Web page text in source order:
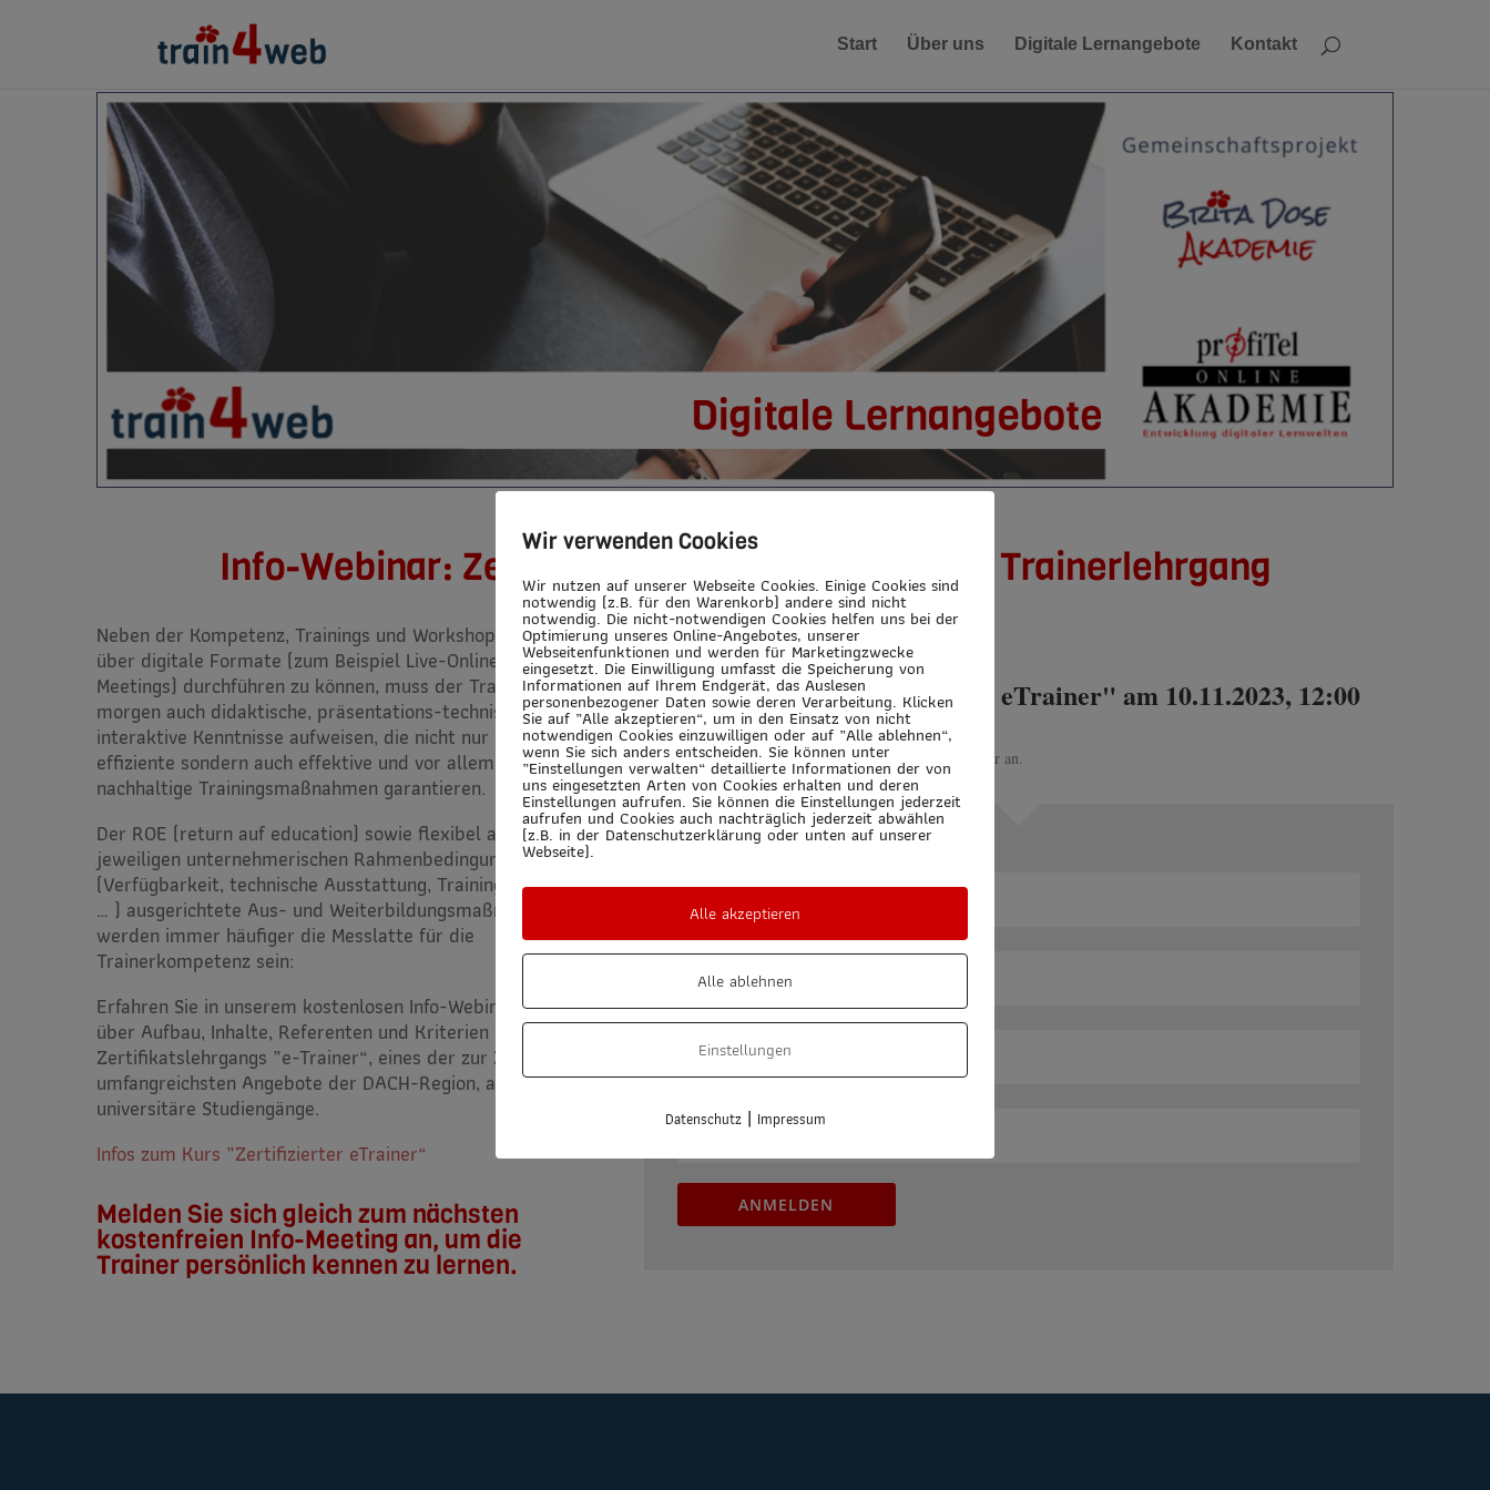
Start Über uns Digitale Lernangebote Kontakt
Info-Webinar: Zertifizierter Blended-Learning Trainerlehrgang
Neben der Kompetenz, Trainings und Workshops auch
über digitale Formate (zum Beispiel Live-Online-
Meetings) durchführen zu können, muss der Trainer von
morgen auch didaktische, präsentations-technische und
interaktive Kenntnisse aufweisen, die nicht nur
effiziente sondern auch effektive und vor allem
nachhaltige Trainingsmaßnahmen garantieren.
Der ROE (return auf education) sowie flexibel auf die
jeweiligen unternehmerischen Rahmenbedingungen
(Verfügbarkeit, technische Ausstattung, Trainingszeiten,
… ) ausgerichtete Aus- und Weiterbildungsmaßnahmen
werden immer häufiger die Messlatte für die
Trainerkompetenz sein:
Erfahren Sie in unserem kostenlosen Info-Webinar alles
über Aufbau, Inhalte, Referenten und Kriterien unseres
Zertifikatslehrgangs „e-Trainer“, eines der zur Zeit
umfangreichsten Angebote der DACH-Region, außerhalb
universitäre Studiengänge.
Infos zum Kurs „Zertifizierter eTrainer“
Melden Sie sich gleich zum nächsten
kostenfreien Info-Meeting an, um die
Trainer persönlich kennen zu lernen.
Info Webinar "zertifizierter eTrainer" am 10.11.2023, 12:00
Uhr
Melden Sie sich hier zum kostenlosen Info-Webinar an.
Vorname
Nachname
ANMELDEN
Wir verwenden Cookies
Wir nutzen auf unserer Webseite Cookies. Einige Cookies sind
notwendig (z.B. für den Warenkorb) andere sind nicht
notwendig. Die nicht-notwendigen Cookies helfen uns bei der
Optimierung unseres Online-Angebotes, unserer
Webseitenfunktionen und werden für Marketingzwecke
eingesetzt. Die Einwilligung umfasst die Speicherung von
Informationen auf Ihrem Endgerät, das Auslesen
personenbezogener Daten sowie deren Verarbeitung. Klicken
Sie auf „Alle akzeptieren“, um in den Einsatz von nicht
notwendigen Cookies einzuwilligen oder auf „Alle ablehnen“,
wenn Sie sich anders entscheiden. Sie können unter
„Einstellungen verwalten“ detaillierte Informationen der von
uns eingesetzten Arten von Cookies erhalten und deren
Einstellungen aufrufen. Sie können die Einstellungen jederzeit
aufrufen und Cookies auch nachträglich jederzeit abwählen
(z.B. in der Datenschutzerklärung oder unten auf unserer
Webseite).
Alle akzeptieren
Alle ablehnen
Einstellungen
Datenschutz| Impressum